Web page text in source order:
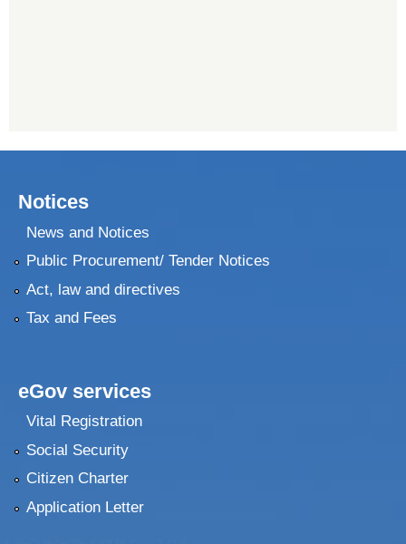
Notices
News and Notices
Public Procurement/ Tender Notices
Act, law and directives
Tax and Fees
eGov services
Vital Registration
Social Security
Citizen Charter
Application Letter